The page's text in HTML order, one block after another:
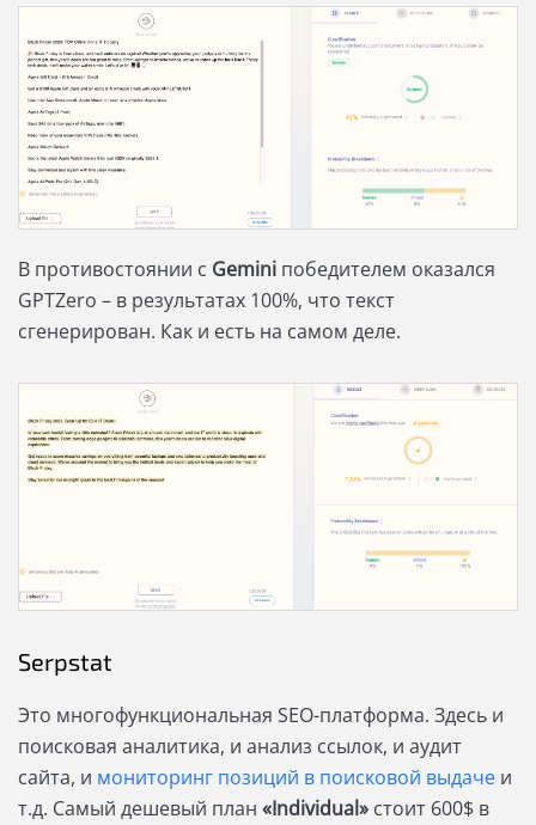
В противостоянии с Gemini победителем оказался
GPTZero – в результатах 100%, что текст
сгенерирован. Как и есть на самом деле.
Serpstat
Это многофункциональная SEO-платформа. Здесь и
поисковая аналитика, и анализ ссылок, и аудит
сайта, и мониторинг позиций в поисковой выдаче и
т.д. Самый дешевый план «Individual» стоит 600$ в